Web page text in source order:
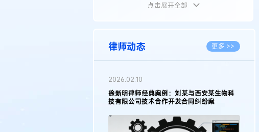
植物新品种
地理标志 更多 >>
集成电路布图设计
点击展开全部
律师动态 更多 >>
2026.05.11
徐新明律师接受《天津日报》采访：解读
2025年度天津市专利行政保护案例